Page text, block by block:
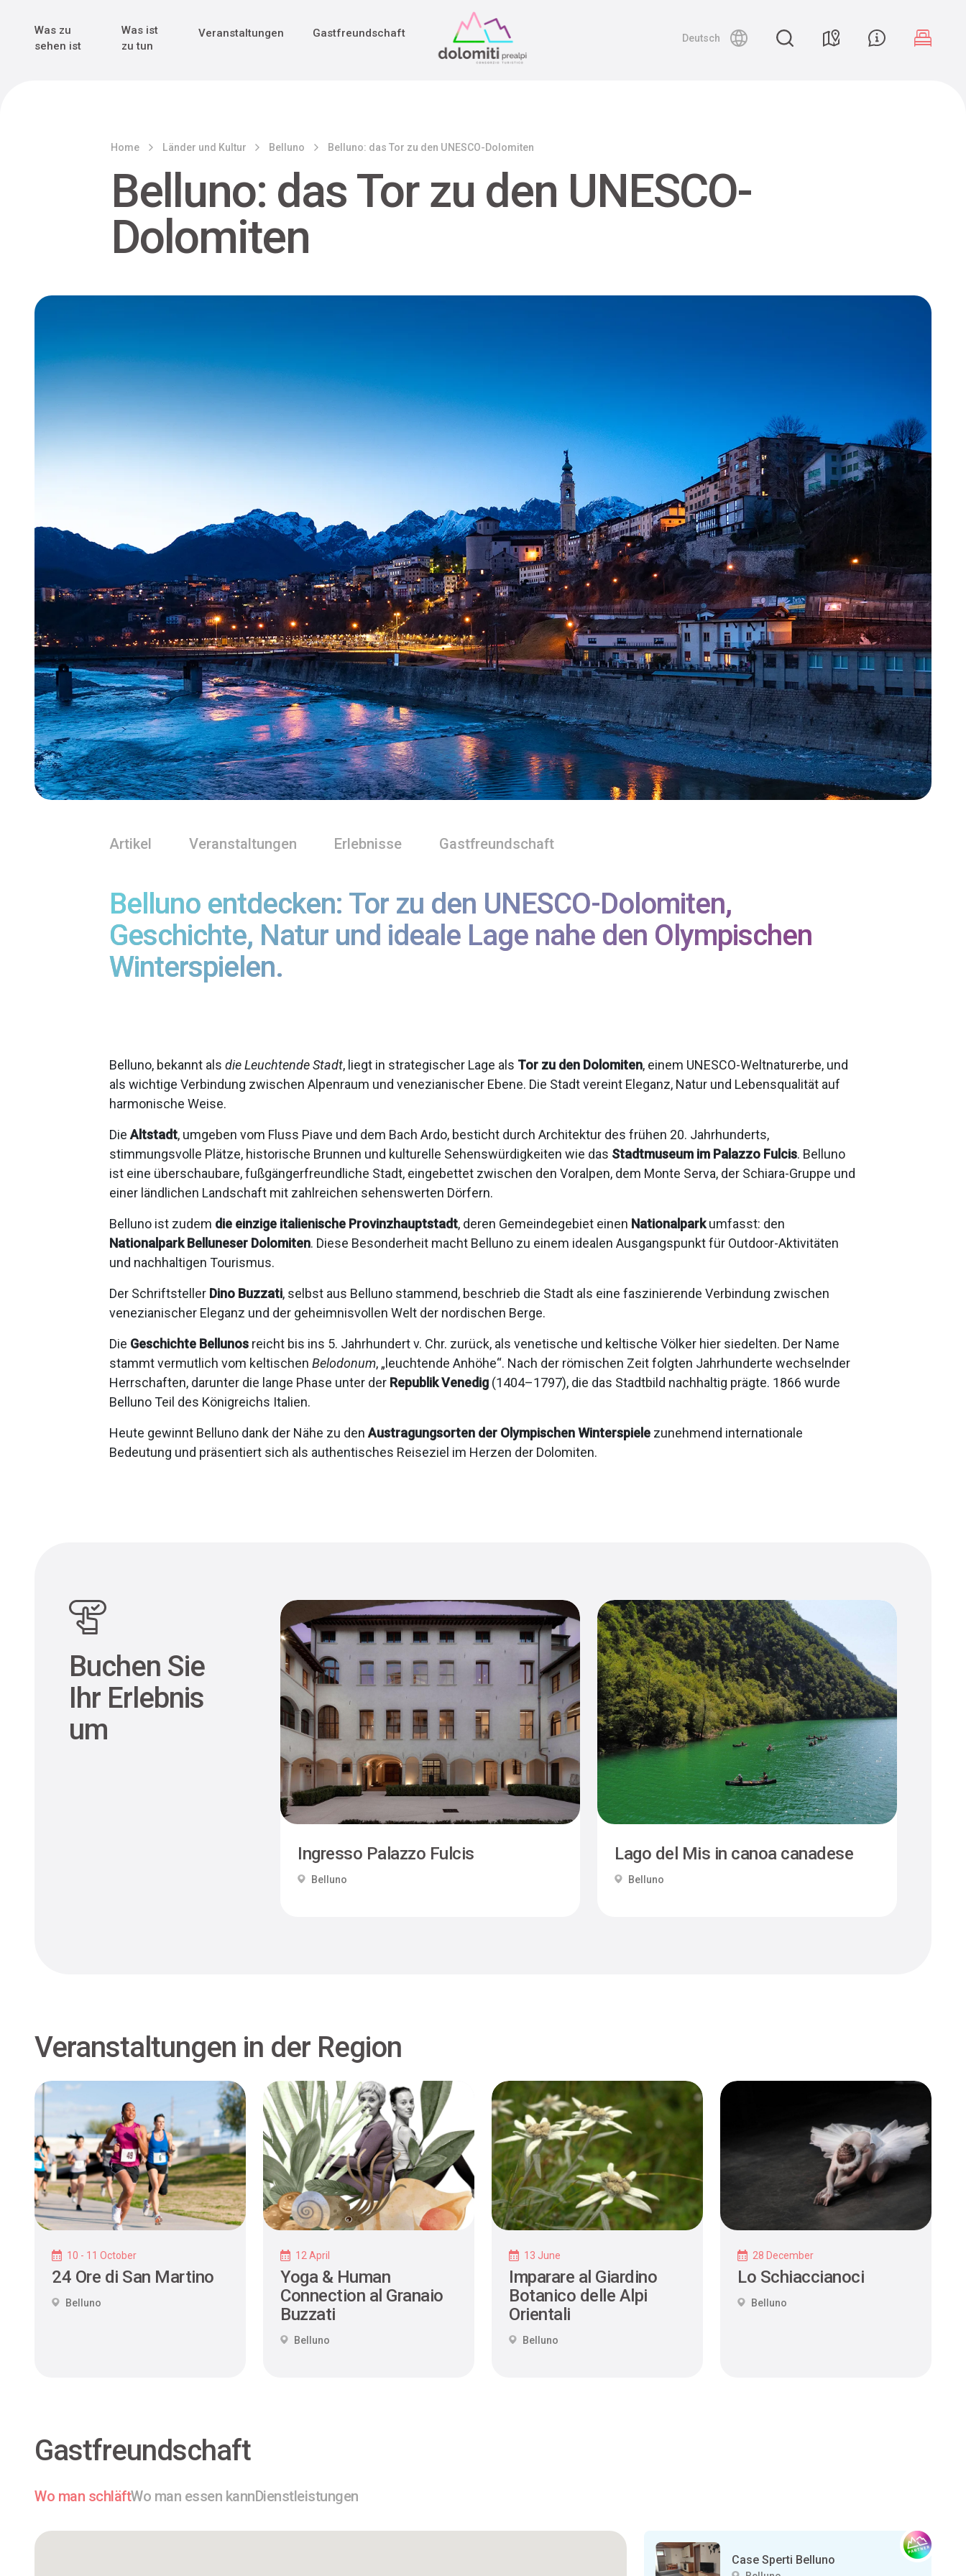
Main Navigation
Was zu
sehen ist
Was ist
zu tun
Veranstaltungen Gastfreundschaft Deutsch
Home Länder und Kultur Belluno Belluno: das Tor zu den UNESCO-Dolomiten
Belluno: das Tor zu den UNESCO-
Dolomiten
Artikel Veranstaltungen Erlebnisse Gastfreundschaft
Belluno entdecken: Tor zu den UNESCO-Dolomiten,
Geschichte, Natur und ideale Lage nahe den Olympischen
Winterspielen.
Belluno, bekannt als die Leuchtende Stadt, liegt in strategischer Lage als Tor zu den Dolomiten, einem UNESCO-Weltnaturerbe, und
als wichtige Verbindung zwischen Alpenraum und venezianischer Ebene. Die Stadt vereint Eleganz, Natur und Lebensqualität auf
harmonische Weise.
Die Altstadt, umgeben vom Fluss Piave und dem Bach Ardo, besticht durch Architektur des frühen 20. Jahrhunderts,
stimmungsvolle Plätze, historische Brunnen und kulturelle Sehenswürdigkeiten wie das Stadtmuseum im Palazzo Fulcis. Belluno
ist eine überschaubare, fußgängerfreundliche Stadt, eingebettet zwischen den Voralpen, dem Monte Serva, der Schiara-Gruppe und
einer ländlichen Landschaft mit zahlreichen sehenswerten Dörfern.
Belluno ist zudem die einzige italienische Provinzhauptstadt, deren Gemeindegebiet einen Nationalparkumfasst: den
Nationalpark Belluneser Dolomiten. Diese Besonderheit macht Belluno zu einem idealen Ausgangspunkt für Outdoor-Aktivitäten
und nachhaltigen Tourismus.
Der Schriftsteller Dino Buzzati, selbst aus Belluno stammend, beschrieb die Stadt als eine faszinierende Verbindung zwischen
venezianischer Eleganz und der geheimnisvollen Welt der nordischen Berge.
Die Geschichte Bellunos reicht bis ins 5. Jahrhundert v. Chr. zurück, als venetische und keltische Völker hier siedelten. Der Name
stammt vermutlich vom keltischen Belodonum, „leuchtende Anhöhe“. Nach der römischen Zeit folgten Jahrhunderte wechselnder
Herrschaften, darunter die lange Phase unter der Republik Venedig (1404–1797), die das Stadtbild nachhaltig prägte. 1866 wurde
Belluno Teil des Königreichs Italien.
Heute gewinnt Belluno dank der Nähe zu den Austragungsorten der Olympischen Winterspiele zunehmend internationale
Bedeutung und präsentiert sich als authentisches Reiseziel im Herzen der Dolomiten.
Buchen Sie
Ihr Erlebnis
um
Ingresso Palazzo Fulcis
Belluno
Lago del Mis in canoa canadese
Belluno
Veranstaltungen in der Region
10 - 11 October
24 Ore di San Martino
Belluno
12 April
Yoga & Human
Connection al Granaio
Buzzati
Belluno
13 June
Imparare al Giardino
Botanico delle Alpi
Orientali
Belluno
28 December
Lo Schiaccianoci
Belluno
Gastfreundschaft
Wo man schläftWo man essen kannDienstleistungen
Case Sperti Belluno